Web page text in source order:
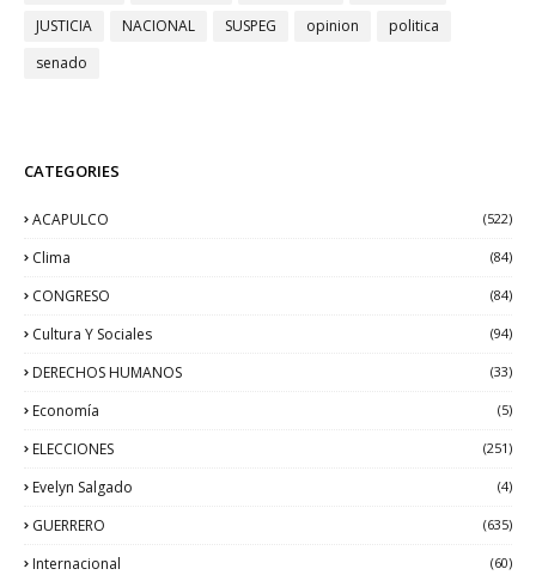
JUSTICIA
NACIONAL SUSPEG opinion
politica
senado
CATEGORIES
ACAPULCO (522)
Clima (84)
CONGRESO (84)
Cultura Y Sociales (94)
DERECHOS HUMANOS (33)
Economía (5)
ELECCIONES (251)
Evelyn Salgado (4)
GUERRERO (635)
Internacional (60)